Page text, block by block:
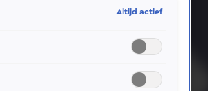
Altijd actief